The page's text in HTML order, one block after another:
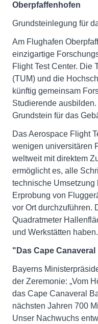
Oberpfaffenhofen
Grundsteinlegung für
Am Flughafen
einzigartige
Flight Test Center. Die
(TUM) und die
künftig gemeinsam
Studierende
Grundstein für das
Das Aerospace Flight
wenigen universitären
weltweit mit direktem
ermöglicht es, alle
technische
Erprobung von
vor Ort durchzuführen.
Quadratmeter
und Werkstätten haben.
"Das Cape
Bayerns
der Zeremonie: „Vom
das Cape Canaveral
nächsten Jahren 700
Unser Nachwuchs